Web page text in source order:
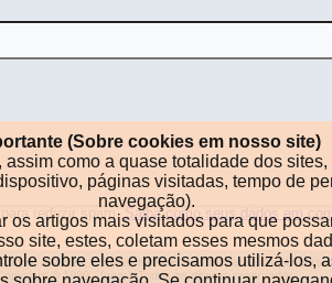
reduzir spam.Saiba como seus dados em
análises, críticas, tutoriais e dicas para DJs|O curso
© 1999 - [year]. Todos os direitos reservados.
(Sobre cookies em nosso site)
como a quase totalidade dos
páginas visitadas, tempo de
navegação).
artigos mais visitados para que
site, estes, coletam esses mesmos
sobre eles e precisamos utilizá-los,